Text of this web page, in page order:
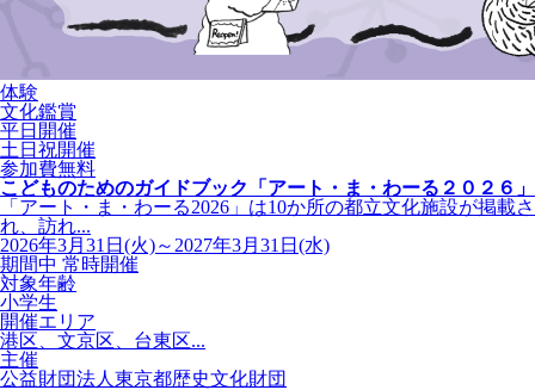
体験
文化鑑賞
平日開催
土日祝開催
参加費無料
こどものためのガイドブック「アート・ま・わーる２０２６」
「アート・ま・わーる2026」は10か所の都立文化施設が掲載さ
れ、訪れ...
2026年3月31日(火)～2027年3月31日(水)
期間中 常時開催
対象年齢
小学生
開催エリア
港区、文京区、台東区...
主催
公益財団法人東京都歴史文化財団